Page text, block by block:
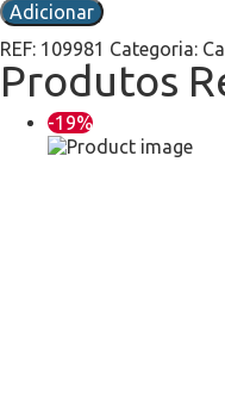
Adicionar
REF: 109981 Categoria:
Produtos
-19%